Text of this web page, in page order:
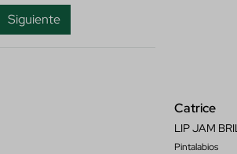
Siguiente
Catrice
LIP JAM
Pintalabios